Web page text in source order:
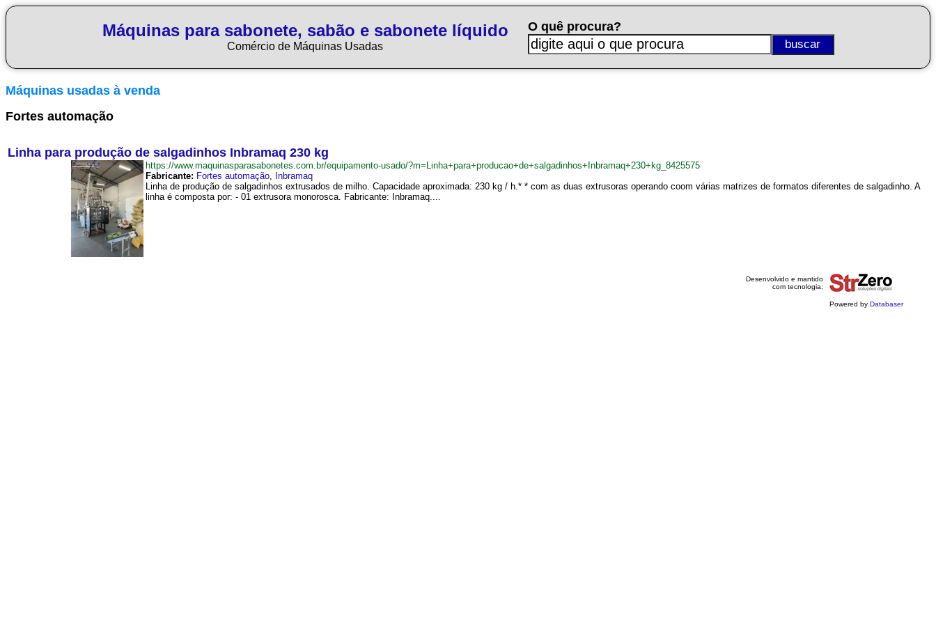
Máquinas para sabonete, sabão e sabonete líquido
Comércio de Máquinas Usadas
O quê procura?
Máquinas usadas à venda
Fortes automação
Linha para produção de salgadinhos Inbramaq 230 kg
https://www.maquinasparasabonetes.com.br/equipamento-usado/?m=Linha+para+producao+de+salgadinhos+Inbramaq+230+kg_8425575
Fabricante: Fortes automação, Inbramaq
Linha de produção de salgadinhos extrusados de milho. Capacidade aproximada: 230 kg / h.* * com as duas extrusoras operando coom várias matrizes de formatos diferentes de salgadinho. A
linha é composta por: - 01 extrusora monorosca. Fabricante: Inbramaq....
Desenvolvido e mantido
com tecnologia:
Powered by Databaser